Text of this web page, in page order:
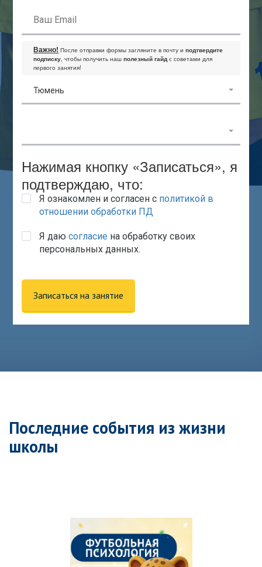
Важно! После отправки формы загляните в почту иподтвердите
подписку, чтобы получить нашполезный гайдс советами для
первого занятия!
Тюмень
Нажимая кнопку «Записаться», я
подтверждаю, что:
Я ознакомлен и согласен с политикой в
отношении обработки ПД
Я даюсогласие на обработку своих
персональных данных.
Последние события из жизни
школы